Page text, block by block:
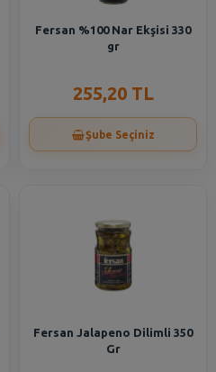
Fersan %100 Nar Ekşisi 330
gr
255,20 TL
Şube Seçiniz
Fersan Jalapeno Dilimli 350
Gr